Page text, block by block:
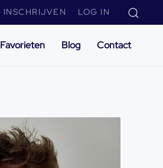
INSCHRIJVEN LOG IN
Favorieten Blog Contact